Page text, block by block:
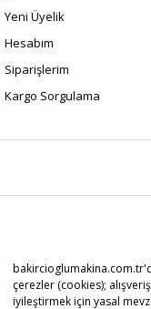
çerezler (cookies);
iyileştirmek için yasal
Yeni Üyelik
Hesabım
Siparişlerim
Kargo Sorgulama
Copyright 2022 ©